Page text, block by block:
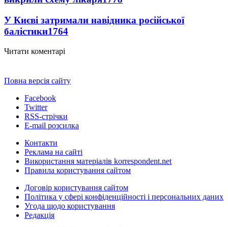
У Києві затримали навідника російської
балістики1764
Читати коментарі
Повна версія сайту
Facebook
Twitter
RSS-стрічки
E-mail розсилка
Контакти
Реклама на сайті
Використання матеріалів korrespondent.net
Правила користування сайтом
Договір користування сайтом
Політика у сфері конфіденційності і персональних даних
Угода щодо користування
Редакція